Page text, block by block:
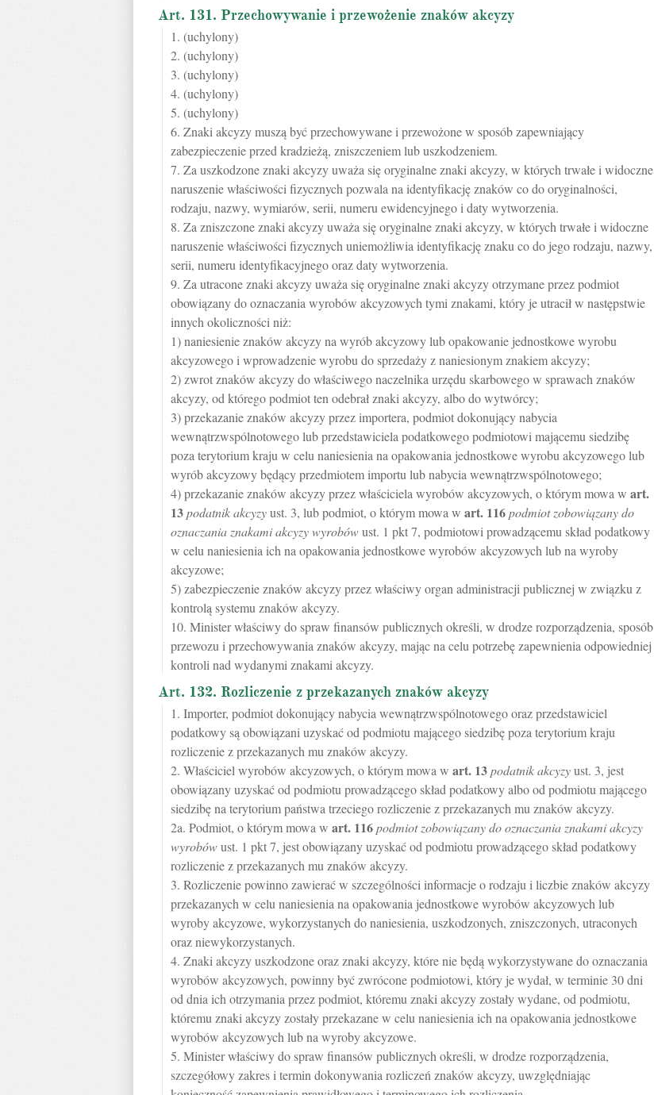
Art. 131. Przechowywanie i przewożenie znaków akcyzy
1. (uchylony)
2. (uchylony)
3. (uchylony)
4. (uchylony)
5. (uchylony)
6. Znaki akcyzy muszą być przechowywane i przewożone w sposób zapewniający
zabezpieczenie przed kradzieżą, zniszczeniem lub uszkodzeniem.
7. Za uszkodzone znaki akcyzy uważa się oryginalne znaki akcyzy, w których trwałe i widoczne
naruszenie właściwości fizycznych pozwala na identyfikację znaków co do oryginalności,
rodzaju, nazwy, wymiarów, serii, numeru ewidencyjnego i daty wytworzenia.
8. Za zniszczone znaki akcyzy uważa się oryginalne znaki akcyzy, w których trwałe i widoczne
naruszenie właściwości fizycznych uniemożliwia identyfikację znaku co do jego rodzaju, nazwy,
serii, numeru identyfikacyjnego oraz daty wytworzenia.
9. Za utracone znaki akcyzy uważa się oryginalne znaki akcyzy otrzymane przez podmiot
obowiązany do oznaczania wyrobów akcyzowych tymi znakami, który je utracił w następstwie
innych okoliczności niż:
1) naniesienie znaków akcyzy na wyrób akcyzowy lub opakowanie jednostkowe wyrobu
akcyzowego i wprowadzenie wyrobu do sprzedaży z naniesionym znakiem akcyzy;
2) zwrot znaków akcyzy do właściwego naczelnika urzędu skarbowego w sprawach znaków
akcyzy, od którego podmiot ten odebrał znaki akcyzy, albo do wytwórcy;
3) przekazanie znaków akcyzy przez importera, podmiot dokonujący nabycia
wewnątrzwspólnotowego lub przedstawiciela podatkowego podmiotowi mającemu siedzibę
poza terytorium kraju w celu naniesienia na opakowania jednostkowe wyrobu akcyzowego lub
wyrób akcyzowy będący przedmiotem importu lub nabycia wewnątrzwspólnotowego;
4) przekazanie znaków akcyzy przez właściciela wyrobów akcyzowych, o którym mowa w art.
13podatnik akcyzyust. 3, lub podmiot, o którym mowa w art. 116podmiot zobowiązany do
oznaczania znakami akcyzy wyrobówust. 1 pkt 7, podmiotowi prowadzącemu skład podatkowy
w celu naniesienia ich na opakowania jednostkowe wyrobów akcyzowych lub na wyroby
akcyzowe;
5) zabezpieczenie znaków akcyzy przez właściwy organ administracji publicznej w związku z
kontrolą systemu znaków akcyzy.
10. Minister właściwy do spraw finansów publicznych określi, w drodze rozporządzenia, sposób
przewozu i przechowywania znaków akcyzy, mając na celu potrzebę zapewnienia odpowiedniej
kontroli nad wydanymi znakami akcyzy.
Art. 132. Rozliczenie z przekazanych znaków akcyzy
1. Importer, podmiot dokonujący nabycia wewnątrzwspólnotowego oraz przedstawiciel
podatkowy są obowiązani uzyskać od podmiotu mającego siedzibę poza terytorium kraju
rozliczenie z przekazanych mu znaków akcyzy.
2. Właściciel wyrobów akcyzowych, o którym mowa w art. 13podatnik akcyzyust. 3, jest
obowiązany uzyskać od podmiotu prowadzącego skład podatkowy albo od podmiotu mającego
siedzibę na terytorium państwa trzeciego rozliczenie z przekazanych mu znaków akcyzy.
2a. Podmiot, o którym mowa w art. 116podmiot zobowiązany do oznaczania znakami akcyzy
wyrobówust. 1 pkt 7, jest obowiązany uzyskać od podmiotu prowadzącego skład podatkowy
rozliczenie z przekazanych mu znaków akcyzy.
3. Rozliczenie powinno zawierać w szczególności informacje o rodzaju i liczbie znaków akcyzy
przekazanych w celu naniesienia na opakowania jednostkowe wyrobów akcyzowych lub
wyroby akcyzowe, wykorzystanych do naniesienia, uszkodzonych, zniszczonych, utraconych
oraz niewykorzystanych.
4. Znaki akcyzy uszkodzone oraz znaki akcyzy, które nie będą wykorzystywane do oznaczania
wyrobów akcyzowych, powinny być zwrócone podmiotowi, który je wydał, w terminie 30 dni
od dnia ich otrzymania przez podmiot, któremu znaki akcyzy zostały wydane, od podmiotu,
któremu znaki akcyzy zostały przekazane w celu naniesienia ich na opakowania jednostkowe
wyrobów akcyzowych lub na wyroby akcyzowe.
5. Minister właściwy do spraw finansów publicznych określi, w drodze rozporządzenia,
szczegółowy zakres i termin dokonywania rozliczeń znaków akcyzy, uwzględniając